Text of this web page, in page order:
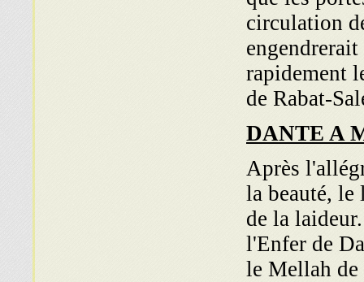
circulation
rapidement
de Rabat-
DANTE A
Après
la beauté, le
de la
l'Enfer de
le Mellah de